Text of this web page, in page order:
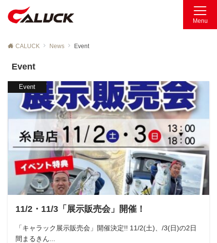
Menu
CALUCK News Event
Event
Event
11/2・11/3「展示販売会」開催！
「キャラック展示販売会」開催決定!! 11/2(土)、/3(日)の2日
間まるきん...